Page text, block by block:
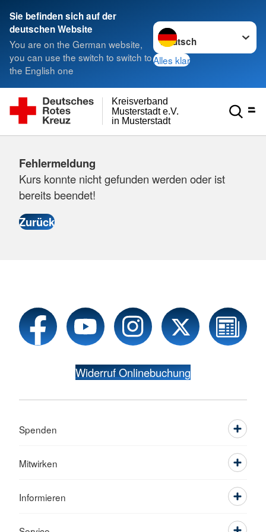
Sie befinden sich auf der
deutschen Website
You are on the German website,
you can use the switch to switch to
the English one
Sprache wechseln zu
Alles klar
in Musterstadt
Musterstadt e.V.
Kreisverband
Fehlermeldung
Kurs konnte nicht gefunden werden oder ist
bereits beendet!
Widerruf Onlinebuchung
Spenden
Mitwirken
Informieren